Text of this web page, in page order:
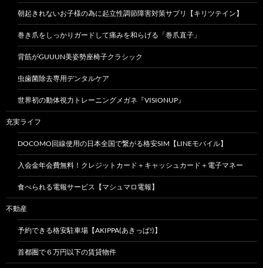
朝起きれないお子様の為に起立性調節障害対策サプリ【キリツテイン】
巻き爪をしっかりガードして痛みを和らげる「巻爪直子」
背筋がGUUUN美姿勢座椅子クラシック
虫歯菌除去専用デンタルケア
世界初の動体視力トレーニングメガネ『VISIONUP』
充実ライフ
DOCOMO回線使用の日本全国で繋がる格安SIM【LINEモバイル】
入会金年会費無料！クレジットカード＋キャッシュカード＋電子マネー
食べられる電報サービス【マシュマロ電報】
不動産
予約できる格安駐車場【AKIPPA(あきっぱ!)】
首都圏で６万円以下の賃貸物件